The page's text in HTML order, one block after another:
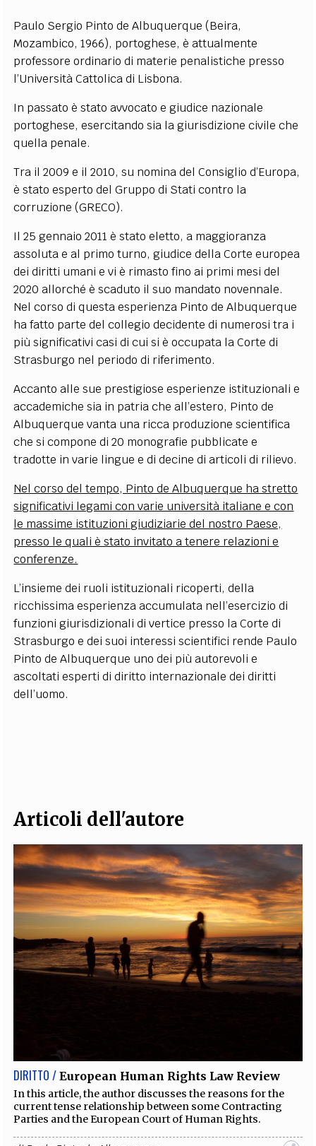
EXTRA
CODICI RUBRICHE LIBRI PROCEEDINGS PUBBLICITÀ CONTATTI
SOCIAL MEDIA
Paulo Sergio Pinto de Albuquerque (Beira,
Mozambico, 1966), portoghese, è attualmente
professore ordinario di materie penalistiche presso
l’Università Cattolica di Lisbona.
In passato è stato avvocato e giudice nazionale
portoghese, esercitando sia la giurisdizione civile che
quella penale.
Tra il 2009 e il 2010, su nomina del Consiglio d’Europa,
è stato esperto del Gruppo di Stati contro la
corruzione (GRECO).
Il 25 gennaio 2011 è stato eletto, a maggioranza
assoluta e al primo turno, giudice della Corte europea
dei diritti umani e vi è rimasto fino ai primi mesi del
2020 allorché è scaduto il suo mandato novennale.
Nel corso di questa esperienza Pinto de Albuquerque
ha fatto parte del collegio decidente di numerosi tra i
più significativi casi di cui si è occupata la Corte di
Strasburgo nel periodo di riferimento.
Accanto alle sue prestigiose esperienze istituzionali e
accademiche sia in patria che all’estero, Pinto de
Albuquerque vanta una ricca produzione scientifica
che si compone di 20 monografie pubblicate e
tradotte in varie lingue e di decine di articoli di rilievo.
Nel corso del tempo, Pinto de Albuquerque ha stretto
significativi legami con varie università italiane e con
le massime istituzioni giudiziarie del nostro Paese,
presso le quali è stato invitato a tenere relazioni e
conferenze.
L’insieme dei ruoli istituzionali ricoperti, della
ricchissima esperienza accumulata nell’esercizio di
funzioni giurisdizionali di vertice presso la Corte di
Strasburgo e dei suoi interessi scientifici rende Paulo
Pinto de Albuquerque uno dei più autorevoli e
ascoltati esperti di diritto internazionale dei diritti
dell’uomo.
Articoli dell'autore
DIRITTO / European Human Rights Law Review
In this article, the author discusses the reasons for the
current tense relationship between some Contracting
Parties and the European Court of Human Rights.